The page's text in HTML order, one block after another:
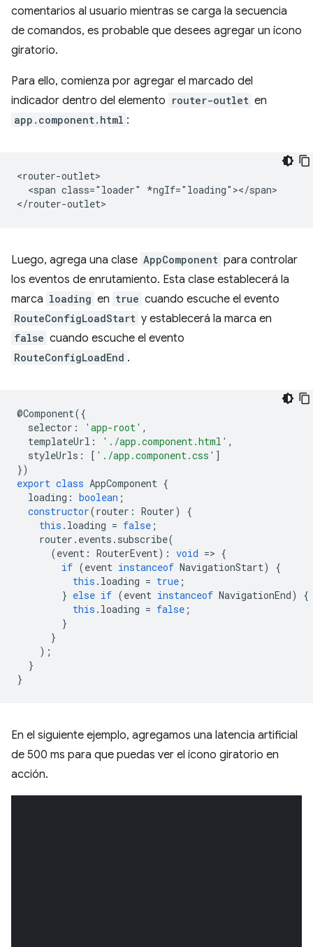
comentarios al usuario mientras se carga la secuencia
de comandos, es probable que desees agregar un ícono
giratorio.
Para ello, comienza por agregar el marcado del
indicador dentro del elemento router-outlet en
app.component.html :
<router-outlet>
  <span class="loader" *ngIf="loading"></span>
Luego, agrega una clase AppComponent para controlar
los eventos de enrutamiento. Esta clase establecerá la
marca loading en true cuando escuche el evento
RouteConfigLoadStart y establecerá la marca en
false cuando escuche el evento
RouteConfigLoadEnd .
@Component({
selector : 'app-root' ,
templateUrl : './app.component.html' ,
styleUrls : [ './app.component.css' ]
})
export class AppComponent {
loading : boolean ;
constructor(router : Router)
{
this . loading = false ;
router . events . subscribe(
(event : RouterEvent) : void => {
if (event instanceof NavigationStart)
{
this . loading = true ;
} else if (event instanceof NavigationEnd)
{
this . loading = false ;
}
}
);
}
}
En el siguiente ejemplo, agregamos una latencia artificial
de 500 ms para que puedas ver el ícono giratorio en
acción.